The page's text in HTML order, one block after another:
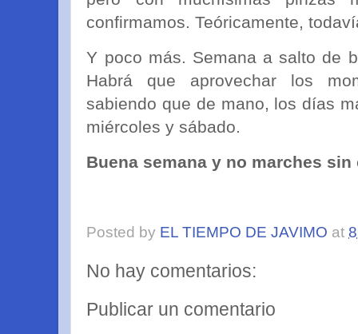
confirmamos. Teóricamente,
Y poco más. Semana a salto de
Habrá que aprovechar los
sabiendo que de mano, los días
miércoles y sábado.
Buena semana y no marches
Posted by EL TIEMPO DE JAVIMO at
No hay comentarios:
Publicar un comentario